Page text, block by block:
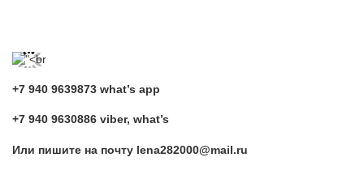
+7 940 9639873 what’s app
+7 940 9630886 viber, what’s
Или пишите на почту lena282000@mail.ru